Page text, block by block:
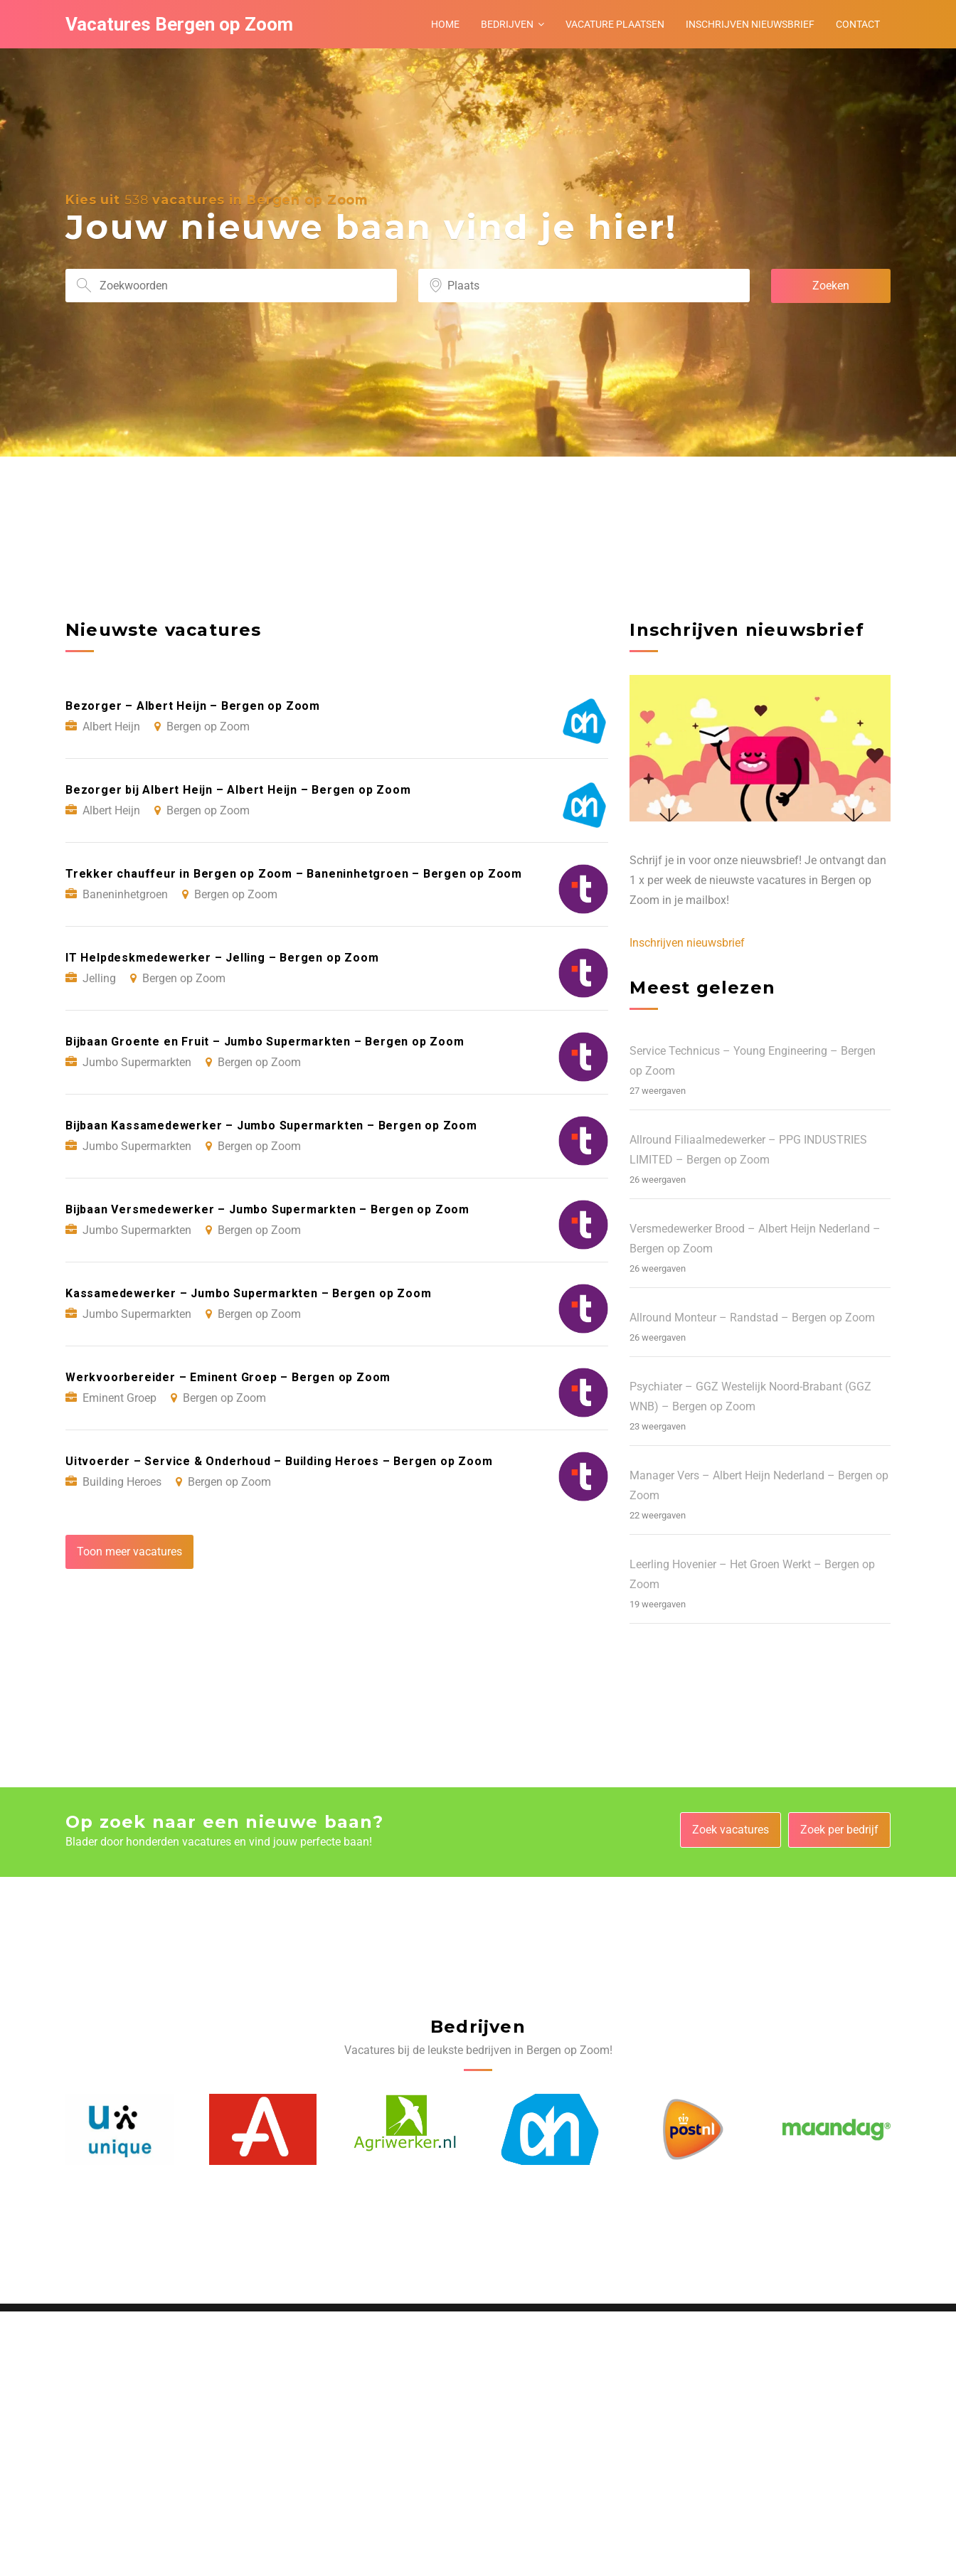
Vacatures Bergen op Zoom HOME BEDRIJVEN VACATURE PLAATSEN INSCHRIJVEN NIEUWSBRIEF CONTACT
Kies uit 538 vacatures in Bergen op Zoom
Jouw nieuwe baan vind je hier!
Nieuwste vacatures
Bezorger – Albert Heijn – Bergen op Zoom
Albert Heijn
Bergen op Zoom
Bezorger bij Albert Heijn – Albert Heijn – Bergen op Zoom
Albert Heijn
Bergen op Zoom
Trekker chauffeur in Bergen op Zoom – Baneninhetgroen – Bergen op Zoom
Baneninhetgroen
Bergen op Zoom
IT Helpdeskmedewerker – Jelling – Bergen op Zoom
Jelling
Bergen op Zoom
Bijbaan Groente en Fruit – Jumbo Supermarkten – Bergen op Zoom
Jumbo Supermarkten
Bergen op Zoom
Bijbaan Kassamedewerker – Jumbo Supermarkten – Bergen op Zoom
Jumbo Supermarkten
Bergen op Zoom
Bijbaan Versmedewerker – Jumbo Supermarkten – Bergen op Zoom
Jumbo Supermarkten
Bergen op Zoom
Kassamedewerker – Jumbo Supermarkten – Bergen op Zoom
Jumbo Supermarkten
Bergen op Zoom
Werkvoorbereider – Eminent Groep – Bergen op Zoom
Eminent Groep
Bergen op Zoom
Uitvoerder – Service & Onderhoud – Building Heroes – Bergen op Zoom
Building Heroes
Bergen op Zoom
Toon meer vacatures
Inschrijven nieuwsbrief
Schrijf je in voor onze nieuwsbrief! Je ontvangt dan
1 x per week de nieuwste vacatures in Bergen op
Zoom in je mailbox!
Inschrijven nieuwsbrief
Meest gelezen
Service Technicus – Young Engineering – Bergen
op Zoom
27 weergaven
Allround Filiaalmedewerker – PPG INDUSTRIES
LIMITED – Bergen op Zoom
26 weergaven
Versmedewerker Brood – Albert Heijn Nederland –
Bergen op Zoom
26 weergaven
Allround Monteur – Randstad – Bergen op Zoom
26 weergaven
Psychiater – GGZ Westelijk Noord-Brabant (GGZ
WNB) – Bergen op Zoom
23 weergaven
Manager Vers – Albert Heijn Nederland – Bergen op
Zoom
22 weergaven
Leerling Hovenier – Het Groen Werkt – Bergen op
Zoom
19 weergaven
Op zoek naar een nieuwe baan?
Blader door honderden vacatures en vind jouw perfecte baan!
Zoek vacatures Zoek per bedrijf
Bedrijven
Vacatures bij de leukste bedrijven in Bergen op Zoom!